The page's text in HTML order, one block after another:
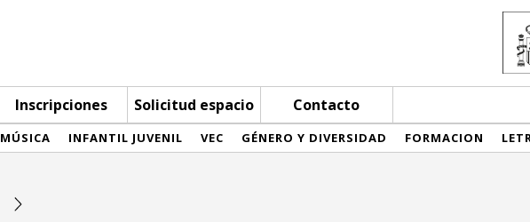
Inscripciones Solicitud espacio Contacto
MÚSICA INFANTIL JUVENIL VEC GÉNERO Y DIVERSIDAD FORMACION